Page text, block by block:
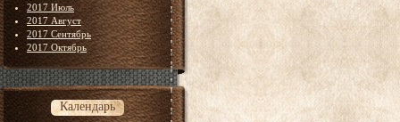
2017 Июль
2017 Август
2017 Сентябрь
2017 Октябрь
Календарь